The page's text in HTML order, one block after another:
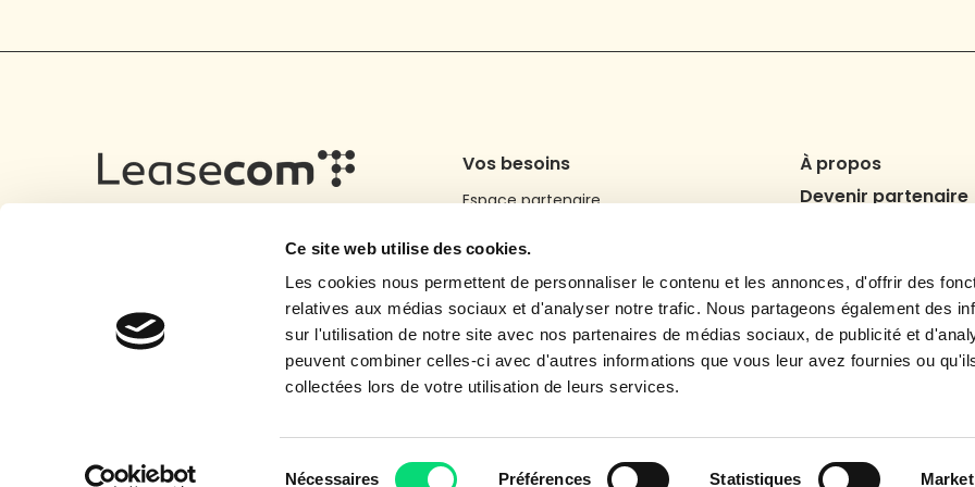
Ce site web utilise des cookies.
Les cookies nous permettent de personnaliser le contenu et les annonces, d'offrir des
relatives aux médias sociaux et d'analyser notre trafic. Nous partageons également des
sur l'utilisation de notre site avec nos partenaires de médias sociaux, de publicité et
peuvent combiner celles-ci avec d'autres informations que vous leur avez fournies ou
collectées lors de votre utilisation de leurs services.
Nécessaires Préférences Statistiques
partenaires et clients pour organiser le passage à
l’économie circulaire de manière responsable.
Vos besoins
Espace partenaire
Formulaire de signalement
Carrière
À propos
Devenir partenaire
FAQ Client
– Niveau d’écoconception de ce site 70